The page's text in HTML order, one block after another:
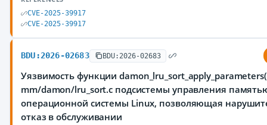
CVE-2025-39917
CVE-2025-39917
BDU:2026-02683 BDU:2026-02683
Уязвимость функции
mm/damon/lru_sort.c подсистемы управления
операционной системы Linux, позволяющая
отказ в обслуживании